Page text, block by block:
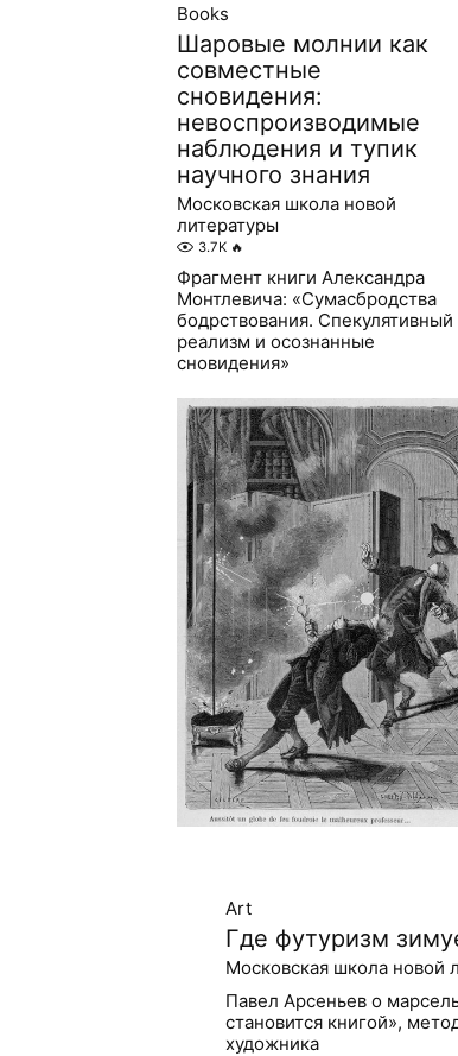
Books
Шаровые молнии как
совместные
сновидения:
невоспроизводимые
наблюдения и тупик
научного знания
Московская школа новой
литературы
3.7K 🔥
Фрагмент книги Александра
Монтлевича: «Сумасбродства
бодрствования. Спекулятивный
реализм и осознанные
сновидения»
Art
Где футуризм
Московская школа новой
Павел Арсеньев о
становится книгой»,
художника